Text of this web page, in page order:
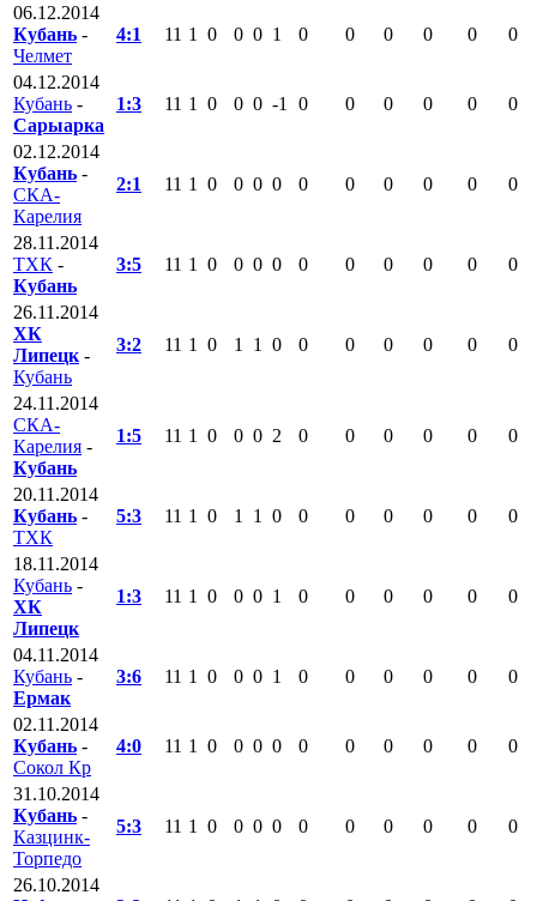
06.12.2014
Кубань -
Челмет
4:1 11 1 0 0 0 1 0 0 0 0 0 0
04.12.2014
Кубань -
Сарыарка
1:3 11 1 0 0 0 -1 0 0 0 0 0 0
02.12.2014
Кубань -
СКА-
Карелия
2:1 11 1 0 0 0 0 0 0 0 0 0 0
28.11.2014
ТХК -
Кубань
3:5 11 1 0 0 0 0 0 0 0 0 0 0
26.11.2014
ХК
Липецк -
Кубань
3:2 11 1 0 1 1 0 0 0 0 0 0 0
24.11.2014
СКА-
Карелия -
Кубань
1:5 11 1 0 0 0 2 0 0 0 0 0 0
20.11.2014
Кубань -
ТХК
5:3 11 1 0 1 1 0 0 0 0 0 0 0
18.11.2014
Кубань -
ХК
Липецк
1:3 11 1 0 0 0 1 0 0 0 0 0 0
04.11.2014
Кубань -
Ермак
3:6 11 1 0 0 0 1 0 0 0 0 0 0
02.11.2014
Кубань -
Сокол Кр
4:0 11 1 0 0 0 0 0 0 0 0 0 0
31.10.2014
Кубань -
Казцинк-
Торпедо
5:3 11 1 0 0 0 0 0 0 0 0 0 0
26.10.2014